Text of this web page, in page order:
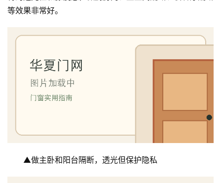
大
门
铸
装
等效果非常好。
▲做主卧和阳台隔断，透光但保护隐私